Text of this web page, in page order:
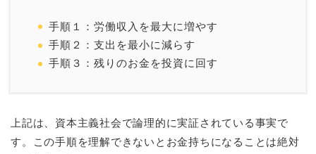
手順１：労働収入を最大に増やす
手順２：支出を最小に減らす
手順３：残りのお金を投資に回す
上記は、資本主義社会で論理的に実証されている事実で
す。この手順を理解できないとお金持ちになることは絶対